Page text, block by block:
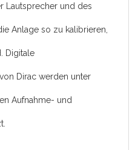
Lautsprecher und des
Anlage so zu kalibrieren,
Digitale
Dirac werden unter
Aufnahme- und